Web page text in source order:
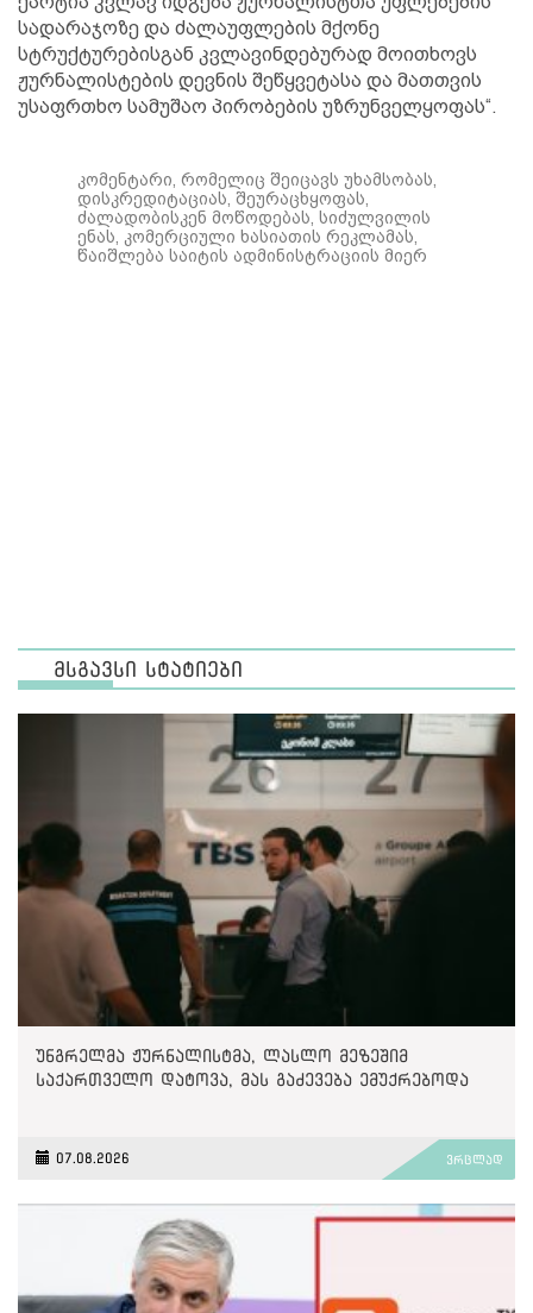
სადარაჯოზე და ძალაუფლების მქონე
სტრუქტურებისგან კვლავინდებურად მოითხოვს
ჟურნალისტების დევნის შეწყვეტასა და მათთვის
უსაფრთხო სამუშაო პირობების უზრუნველყოფას“.
კომენტარი, რომელიც შეიცავს უხამსობას,
დისკრედიტაციას, შეურაცხყოფას,
ძალადობისკენ მოწოდებას, სიძულვილის
ენას, კომერციული ხასიათის რეკლამას,
წაიშლება საიტის ადმინისტრაციის მიერ
მსგავსი სტატიები
უნგრელმა ჟურნალისტმა, ლასლო მეზეშიმ
საქართველო დატოვა, მას გაძევება ემუქრებოდა
07.08.2026 ვრცლად